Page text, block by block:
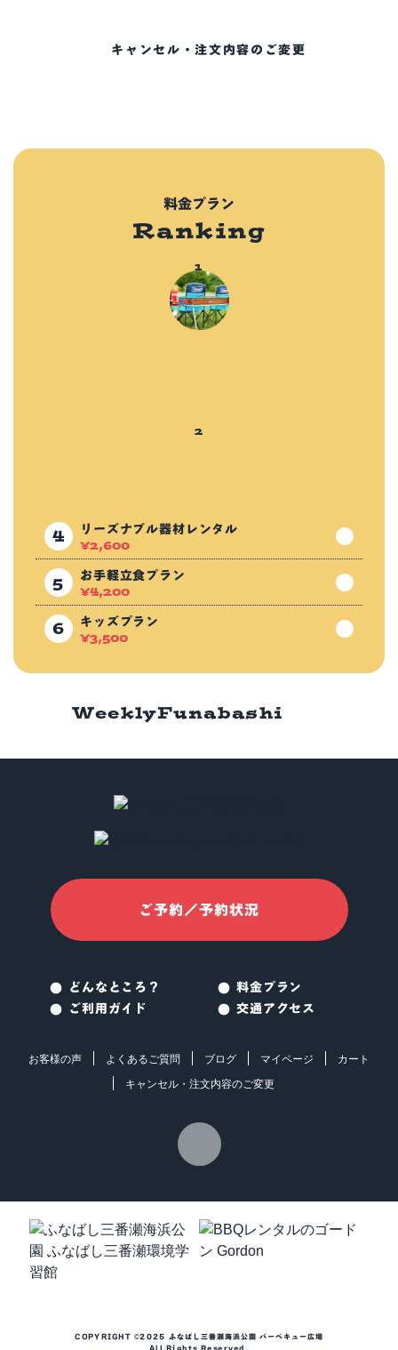
キャンセル・注文内容のご変更
料金プラン
Ranking
リーズナブル器材レンタル
¥2,600
お手軽立食プラン
¥4,200
キッズプラン
¥3,500
WeeklyFunabashi
ご予約／予約状況
どんなところ？
料金プラン
ご利用ガイド
交通アクセス
お客様の声 よくあるご質問 ブログ マイページ
カート
キャンセル・注文内容のご変更
COPYRIGHT ©2025 ふなばし三番瀬海浜公園 バーベキュー広場
All Rights Reserved.